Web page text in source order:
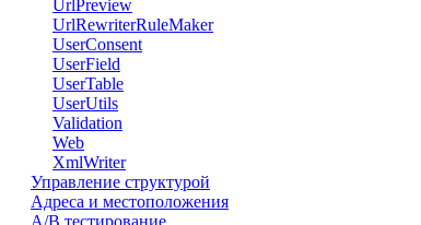
UrlPreview
UrlRewriterRuleMaker
UserConsent
UserField
UserTable
UserUtils
Validation
Web
XmlWriter
Управление структурой
Адреса и местоположения
А/В тестирование